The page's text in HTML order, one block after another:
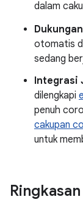
dalam
otomatis
sedang
Integrasi
dilengkapi
penuh
cakupan
untuk